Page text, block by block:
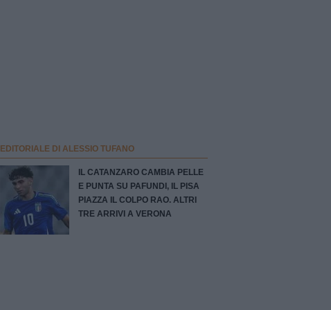
EDITORIALE DI ALESSIO TUFANO
IL CATANZARO CAMBIA PELLE
E PUNTA SU PAFUNDI, IL PISA
PIAZZA IL COLPO RAO. ALTRI
TRE ARRIVI A VERONA